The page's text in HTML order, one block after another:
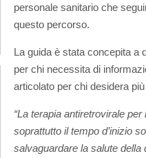
personale sanitario che
questo percorso.
La guida è stata concepita a
per chi necessita di
articolato per chi desidera
“La terapia antiretrovirale
soprattutto il tempo d’inizio
salvaguardare la salute della